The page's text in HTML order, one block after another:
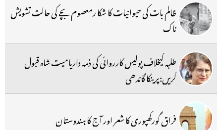
ظالم بات کی حیوانیات کا شکا رمعصوم بچے کی حالت تشویش
ناک
طلبہ کیخلاف پولیس کارروائی کی ذمہ داریامیت شاہ قبول
کریں:پرینکا گاندھی
فراق گورکھپوری کا شعر اور آج کا ہندوستان